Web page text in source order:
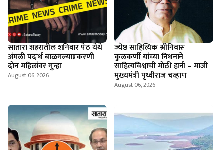
सातारा शहरातील शनिवार पेठ येथे
अंमली पदार्थ बाळगल्याप्रकरणी
दोन महिलांवर गुन्हा
August 06, 2026
ज्येष्ठ साहित्यिक श्रीनिवास
कुलकर्णी यांच्या निधनाने
साहित्यविश्वाची मोठी हानी – माजी
मुख्यमंत्री पृथ्वीराज चव्हाण
August 06, 2026